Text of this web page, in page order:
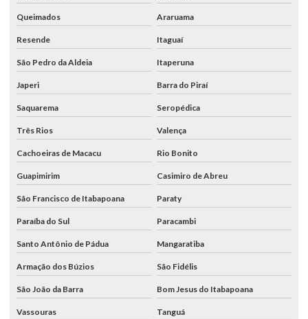
Queimados Araruama
Resende Itaguaí
São Pedro da Aldeia Itaperuna
Japeri Barra do Piraí
Saquarema Seropédica
Três Rios Valença
Cachoeiras de Macacu Rio Bonito
Guapimirim Casimiro de Abreu
São Francisco de Itabapoana Paraty
Paraíba do Sul Paracambi
Santo Antônio de Pádua Mangaratiba
Armação dos Búzios São Fidélis
São João da Barra Bom Jesus do Itabapoana
Vassouras Tanguá